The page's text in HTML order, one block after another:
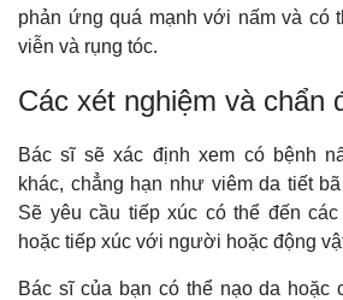
phản ứng quá mạnh với nấm và có
viễn và rụng tóc.
Các xét nghiệm và chẩn
Bác sĩ sẽ xác định xem có bệnh
khác, chẳng hạn như viêm da tiết
Sẽ yêu cầu tiếp xúc có thể đến
hoặc tiếp xúc với người hoặc động
Bác sĩ của bạn có thể nạo da hoặc